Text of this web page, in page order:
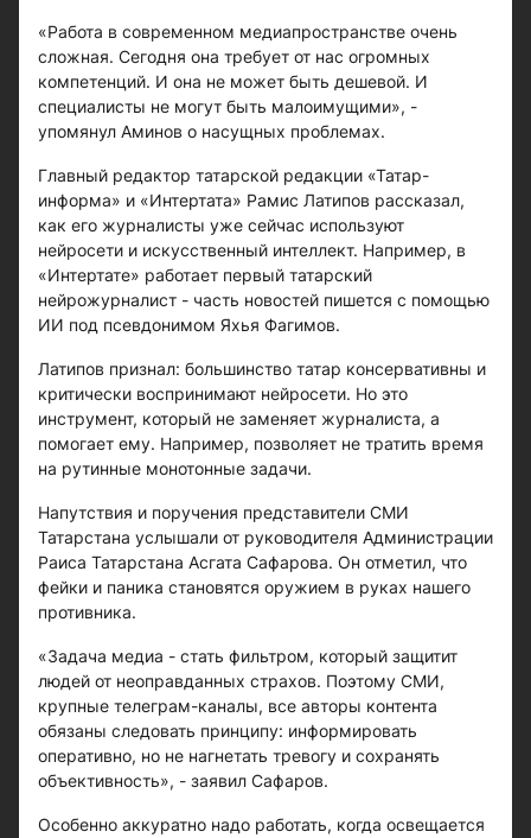
«Работа в современном медиапространстве очень
сложная. Сегодня она требует от нас огромных
компетенций. И она не может быть дешевой. И
специалисты не могут быть малоимущими», -
упомянул Аминов о насущных проблемах.
Главный редактор татарской редакции «Татар-
информа» и «Интертата» Рамис Латипов рассказал,
как его журналисты уже сейчас используют
нейросети и искусственный интеллект. Например, в
«Интертате» работает первый татарский
нейрожурналист - часть новостей пишется с помощью
ИИ под псевдонимом Яхья Фагимов.
Латипов признал: большинство татар консервативны и
критически воспринимают нейросети. Но это
инструмент, который не заменяет журналиста, а
помогает ему. Например, позволяет не тратить время
на рутинные монотонные задачи.
Напутствия и поручения представители СМИ
Татарстана услышали от руководителя Администрации
Раиса Татарстана Асгата Сафарова. Он отметил, что
фейки и паника становятся оружием в руках нашего
противника.
«Задача медиа - стать фильтром, который защитит
людей от неоправданных страхов. Поэтому СМИ,
крупные телеграм-каналы, все авторы контента
обязаны следовать принципу: информировать
оперативно, но не нагнетать тревогу и сохранять
объективность», - заявил Сафаров.
Особенно аккуратно надо работать, когда освещается